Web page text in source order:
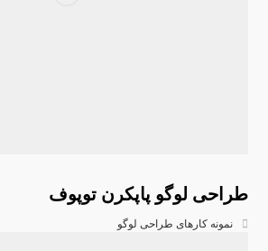
طراحی لوگو پاپکرن توپوف
نمونه کارهای طراحی لوگو